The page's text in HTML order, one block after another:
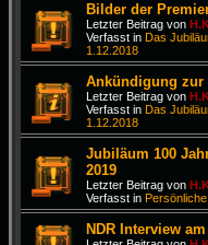
Bilder der
Letzter Beitrag von
Verfasst in Das
1.12.2018
Ankündigung zur
Letzter Beitrag von
Verfasst in Das
1.12.2018
Jubiläum 100
2019
Letzter Beitrag von
Verfasst in
NDR Interview